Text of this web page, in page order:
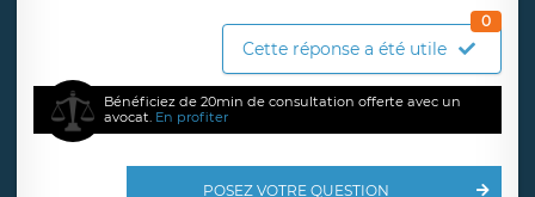
Cette réponse a été utile
0
Bénéficiez de 20min de consultation offerte avec un
avocat. En profiter
POSEZ VOTRE QUESTION